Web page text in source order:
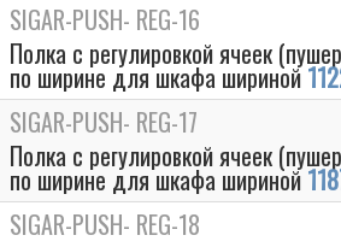
SIGAR-PUSH- REG-16
Полка с регулировкой ячеек
по ширине для шкафа шириной
SIGAR-PUSH- REG-17
Полка с регулировкой ячеек
по ширине для шкафа шириной
SIGAR-PUSH- REG-18